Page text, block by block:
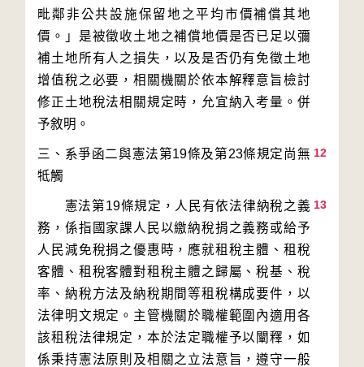
毗鄰非公共設施保留地之平均市價補償其地
價。」是被徵收土地之補償地價是否已足以彌
補土地所有人之損失，以及是否仍有免徵土地
增值稅之必要，相關機關於依本解釋意旨檢討
修正土地稅法相關規定時，允宜納入考量。併
12
三、系爭函二與憲法第19條及第23條規定尚無
13
憲法第19條規定，人民有依法律納稅之義
務，係指國家課人民以繳納稅捐之義務或給予
人民減免稅捐之優惠時，應就租稅主體、租稅
客體、租稅客體對租稅主體之歸屬、稅基、稅
率、納稅方法及納稅期間等租稅構成要件，以
法律明文規定。主管機關於職權範圍內適用各
該租稅法律規定，本於法定職權予以闡釋，如
係秉持憲法原則及相關之立法意旨，遵守一般